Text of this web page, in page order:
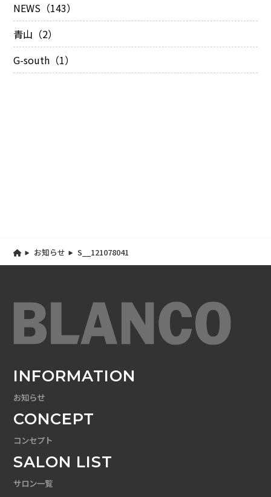
NEWS（143）
青山（2）
G-south（1）
お知らせ S__121078041
INFORMATION
お知らせ
CONCEPT
コンセプト
SALON LIST
サロン一覧